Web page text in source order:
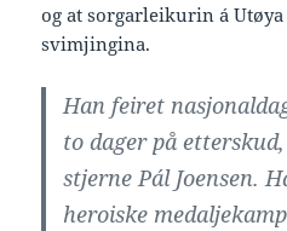
og at sorgarleikurin á
svimjingina.
Han feiret
to dager på
stjerne Pál Joensen.
heroiske